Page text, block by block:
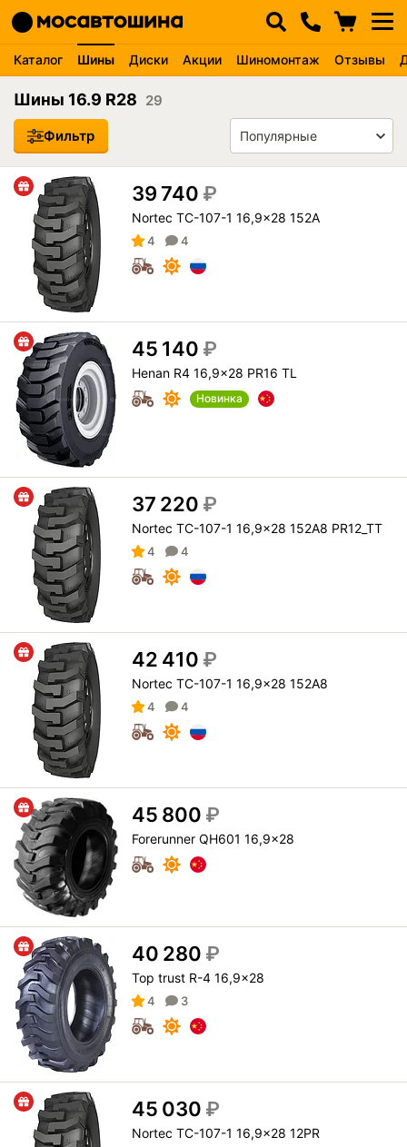
Каталог Шины Диски Акции Шиномонтаж Отзывы
Шины 16.9 R28 29
Фильтр
39 740 ₽
Nortec TC-107-1 16,9x28 152A
4 4
45 140 ₽
Henan R4 16,9x28 PR16 TL
Новинка
37 220 ₽
Nortec TC-107-1 16,9x28 152A8 PR12_TT
4 4
42 410 ₽
Nortec TC-107-1 16,9x28 152A8
4 4
45 800 ₽
Forerunner QH601 16,9x28
40 280 ₽
Top trust R-4 16,9x28
4 3
45 030 ₽
Nortec TC-107-1 16,9x28 12PR